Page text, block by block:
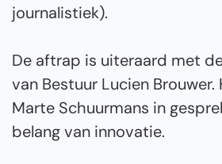
journalistiek).
De aftrap is uiteraard met
van Bestuur Lucien
Marte Schuurmans in
belang van innovatie.